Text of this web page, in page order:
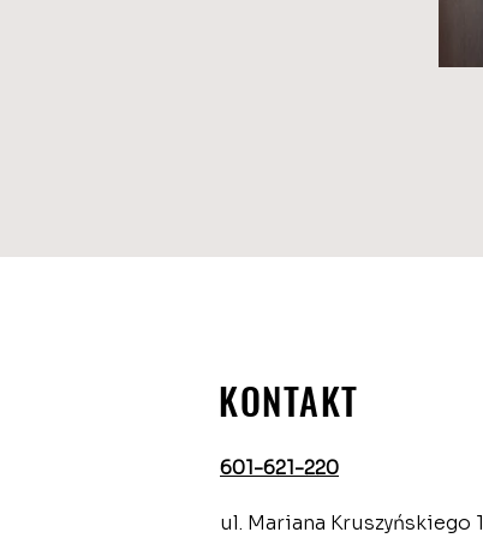
KONTAKT
601-621-220
ul. Mariana Kruszyńskiego 1